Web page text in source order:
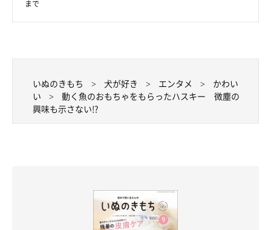
まで
いぬのきもち 犬が好き エンタメ
かわい
い
動く魚のおもちゃをもらったハスキー 微塵の
興味も示さない!?